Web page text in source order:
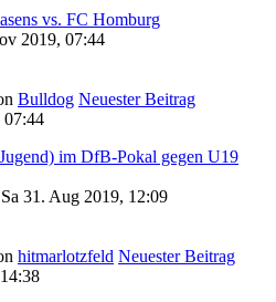
vs. FC Homburg
2019, 07:44
Bulldog Neuester Beitrag
im DfB-Pokal gegen U19
31. Aug 2019, 12:09
hitmarlotzfeld Neuester Beitrag